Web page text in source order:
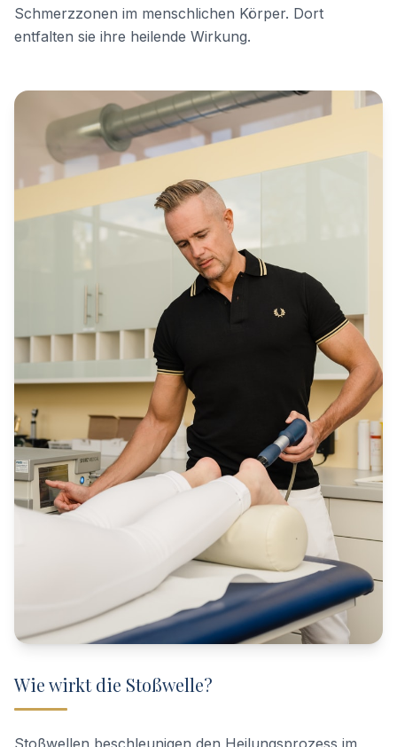
Schmerzzonen im menschlichen Körper. Dort
entfalten sie ihre heilende Wirkung.
Wie wirkt die Stoßwelle?
Stoßwellen beschleunigen den Heilungsprozess im